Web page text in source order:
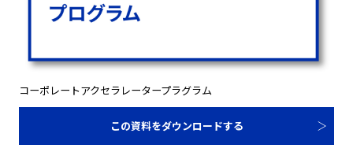
コーポレートアクセラレータープラグラム
この資料をダウンロードする